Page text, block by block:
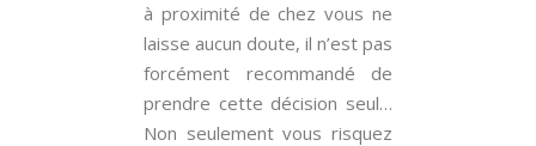
à proximité de chez vous ne
laisse aucun doute, il n’est pas
forcément recommandé de
prendre cette décision seul…
Non seulement vous risquez